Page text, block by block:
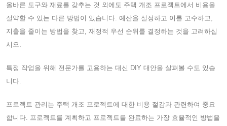
올바른 도구와 재료를 갖추는 것 외에도 주택 개조 프로젝트에서 비용을
절약할 수 있는 다른 방법이 있습니다. 예산을 설정하고 이를 고수하고,
지출을 줄이는 방법을 찾고, 재정적 우선 순위를 결정하는 것을 고려하십
시오.
특정 작업을 위해 전문가를 고용하는 대신 DIY 대안을 살펴볼 수도 있습
니다.
프로젝트 관리는 주택 개조 프로젝트에 대한 비용 절감과 관련하여 중요
합니다. 프로젝트를 계획하고 프로젝트를 완료하는 가장 효율적인 방법을